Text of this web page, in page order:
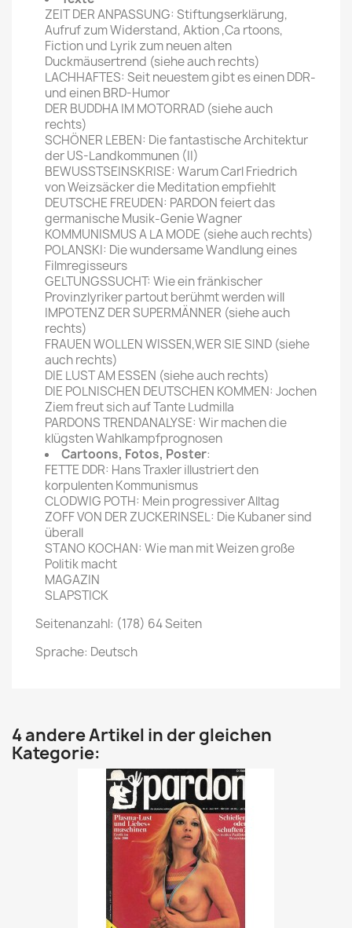
ZEIT DER ANPASSUNG: Stiftungserklärung,
Aufruf zum Widerstand, Aktion ,Ca rtoons,
Fiction und Lyrik zum neuen alten
Duckmäusertrend (siehe auch rechts)
LACHHAFTES: Seit neuestem gibt es einen DDR-
und einen BRD-Humor
DER BUDDHA IM MOTORRAD (siehe auch
rechts)
SCHÖNER LEBEN: Die fantastische Architektur
der US-Landkommunen (II)
BEWUSSTSEINSKRISE: Warum Carl Friedrich
von Weizsäcker die Meditation empfiehlt
DEUTSCHE FREUDEN: PARDON feiert das
germanische Musik-Genie Wagner
KOMMUNISMUS A LA MODE (siehe auch rechts)
POLANSKI: Die wundersame Wandlung eines
Filmregisseurs
GELTUNGSSUCHT: Wie ein fränkischer
Provinzlyriker partout berühmt werden will
IMPOTENZ DER SUPERMÄNNER (siehe auch
rechts)
FRAUEN WOLLEN WISSEN,WER SIE SIND (siehe
auch rechts)
DIE LUST AM ESSEN (siehe auch rechts)
DIE POLNISCHEN DEUTSCHEN KOMMEN: Jochen
Ziem freut sich auf Tante Ludmilla
PARDONS TRENDANALYSE: Wir machen die
klügsten Wahlkampfprognosen
Cartoons, Fotos, Poster:
FETTE DDR: Hans Traxler illustriert den
korpulenten Kommunismus
CLODWIG POTH: Mein progressiver Alltag
ZOFF VON DER ZUCKERINSEL: Die Kubaner sind
überall
STANO KOCHAN: Wie man mit Weizen große
Politik macht
MAGAZIN
SLAPSTICK
Seitenanzahl: (178) 64 Seiten
Sprache: Deutsch
4 andere Artikel in der gleichen
Kategorie: